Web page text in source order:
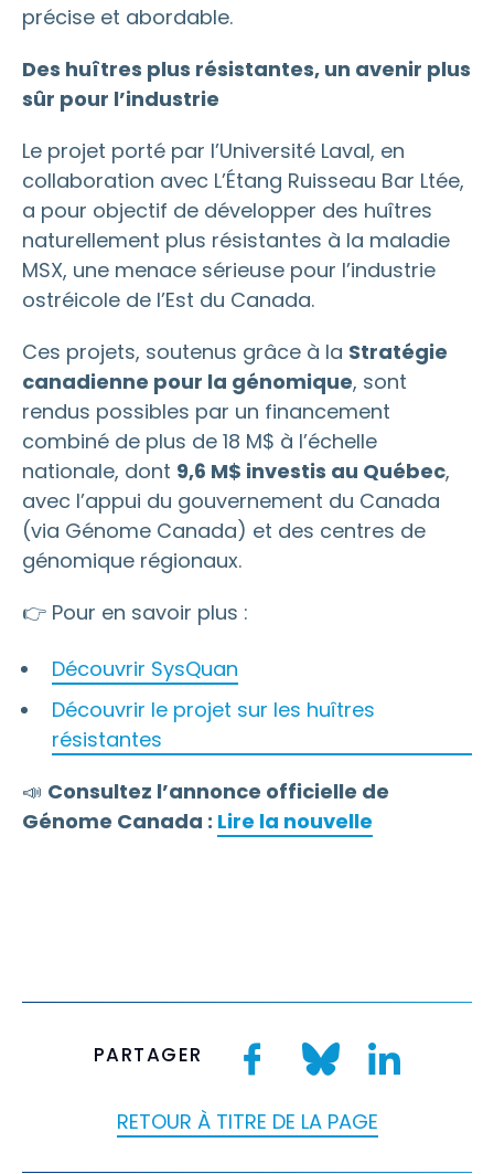
précise et abordable.
Des huîtres plus résistantes, un avenir plus
sûr pour l’industrie
Le projet porté par l’Université Laval, en
collaboration avec L’Étang Ruisseau Bar Ltée,
a pour objectif de développer des huîtres
naturellement plus résistantes à la maladie
MSX, une menace sérieuse pour l’industrie
ostréicole de l’Est du Canada.
Ces projets, soutenus grâce à la Stratégie
canadienne pour la génomique, sont
rendus possibles par un financement
combiné de plus de 18 M$ à l’échelle
nationale, dont 9,6 M$ investis au Québec,
avec l’appui du gouvernement du Canada
(via Génome Canada) et des centres de
génomique régionaux.
👉 Pour en savoir plus :
Découvrir SysQuan
Découvrir le projet sur les huîtres
résistantes
📣 Consultez l’annonce officielle de
Génome Canada : Lire la nouvelle
PARTAGER
RETOUR À TITRE DE LA PAGE